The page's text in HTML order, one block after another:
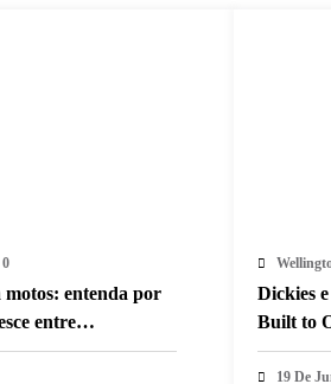
0
entenda por
entre
Dickies
Built to
edição
19 De